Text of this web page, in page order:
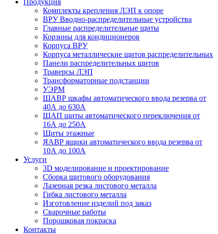
Продукция
Комплекты крепления ЛЭП к опоре
ВРУ Вводно-распределительные устройства
Главные распределительные щиты
Корзины для кондиционеров
Корпуса ВРУ
Корпуса металлические щитов распределительных
Панели распределительных щитов
Траверсы ЛЭП
Трансформаторные подстанции
УЭРМ
ШАВР шкафы автоматического ввода резерва от
40А до 630А
ЩАП щиты автоматического переключения от
16А до 250А
Щиты этажные
ЯАВР ящики автоматического ввода резерва от
10А до 100А
Услуги
3D моделирование и проектирование
Сборка щитового оборудования
Лазерная резка листового металла
Гибка листового металла
Изготовление изделий под заказ
Сварочные работы
Порошковая покраска
Контакты